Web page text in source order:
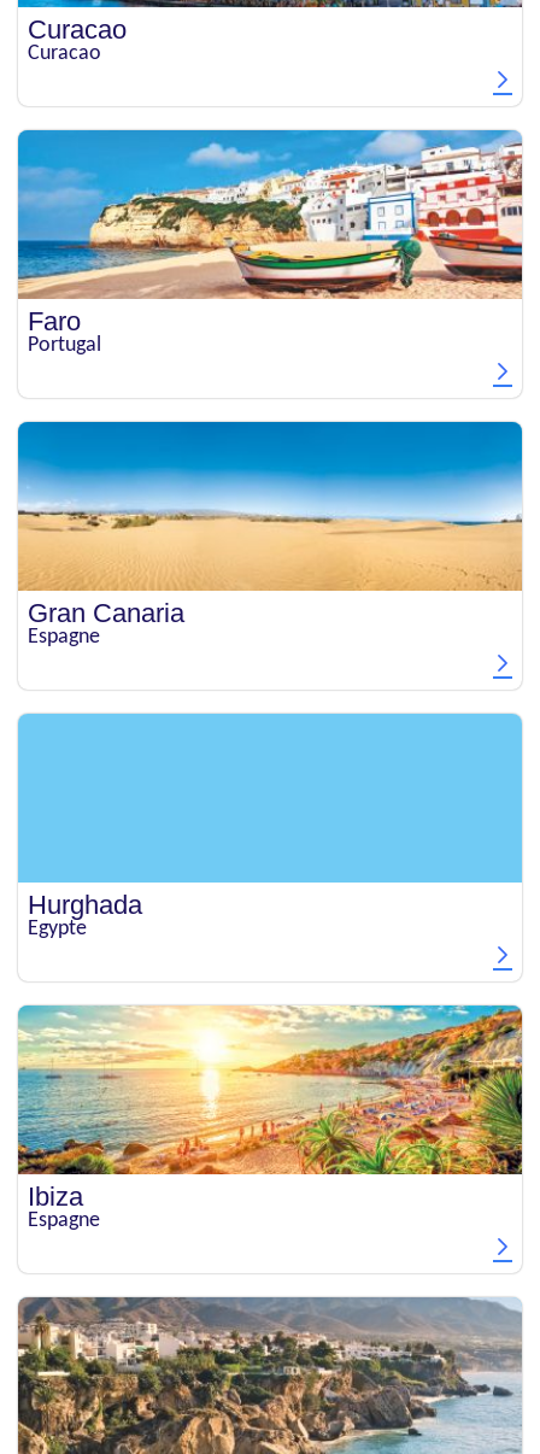
Curacao
Curacao
Faro
Portugal
Gran Canaria
Espagne
Hurghada
Egypte
Ibiza
Espagne